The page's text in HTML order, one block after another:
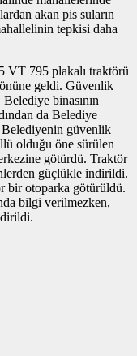
akan pis suların
tepkisi daha
VT 795 plakalı traktörü
geldi. Güvenlik
binasının
da Belediye
Belediyenin güvenlik
olduğu öne sürülen
götürdü. Traktör
güçlükle indirildi.
bir otoparka götürüldü.
bilgi verilmezken,